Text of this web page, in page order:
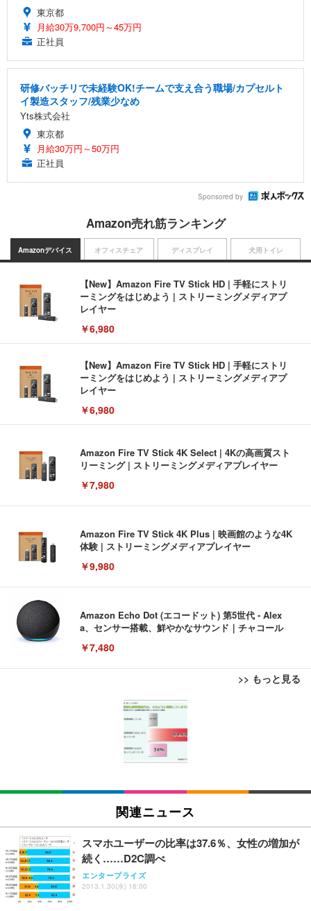
東京都
月給30万9,700円～45万円
正社員
研修バッチリで未経験OK!チームで支え合う職場/カプセルト
イ製造スタッフ/残業少なめ
Yts株式会社
東京都
月給30万円～50万円
正社員
Sponsored by
Amazon売れ筋ランキング
Amazonデバイス
【New】Amazon Fire TV Stick HD | 手軽にストリ
ーミングをはじめよう | ストリーミングメディアプ
レイヤー
￥6,980
【New】Amazon Fire TV Stick HD | 手軽にストリ
ーミングをはじめよう | ストリーミングメディアプ
レイヤー
￥6,980
Amazon Fire TV Stick 4K Select | 4Kの高画質スト
リーミング | ストリーミングメディアプレイヤー
￥7,980
Amazon Fire TV Stick 4K Plus | 映画館のような4K
体験 | ストリーミングメディアプレイヤー
￥9,980
Amazon Echo Dot (エコードット) 第5世代 - Alex
a、センサー搭載、鮮やかなサウンド｜チャコール
￥7,480
>> もっと見る
オフィスチェア
[EdoErgo] オフィスチェア 椅子 テレワーク 疲れな
い 跳ね上げ式アームレスト コンパクト 約105度ロッ
キング pc 事務椅子 360度回転 座面昇降 強化ナイロ
ン樹脂ベース 通気性メッシュ 在宅ワーク H-WY01
(黒網+黒枠+黒足)
SIHOO B100 オフィスチェア／デスクチェア メッシ
ュチェア 人間工学 疲れない ブラック
￥27,999
Sezlife オフィスチェア デスクチェア 疲れない テレ
ワーク チェア 強化バックレスト 30度ロッキング機
能 人間工学 椅子 腰サポート 90度跳ね上げ式アーム
ディスプレイ
EIZO ビジネス向けプレミアムモニター | FlexScan
EV3240X-WT | 31.5型4K UHD・USB Type-C・ホワ
￥105,595
EIZO ビジネス向けプレミアムモニター | FlexScan
￥109,572
【純正品】27"ゲーミングモニター DualSense 充電
フック付き（CFI-ZDM1J）
犬用トイレ
Amazonベーシック ペットシーツ 薄型 レギュラー 1
回使い捨て 無香料 ホワイト 300枚
Amazonベーシック ペットシーツ 厚型 ワイド 42枚
x2袋(84枚) ホワイト(吸収面:ライトブルー)
￥3,234
ネオ・ルーライフ ネオ・オムツ L 中型犬用 26枚入
り 単品
関連ニュース
スマホユーザーの比率は37.6％、女性の増加が
続く……D2C調べ
エンタープライズ
2013.1.30(水) 16:00